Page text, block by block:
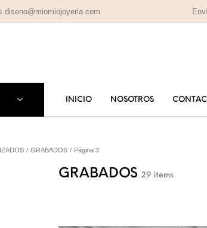
diseno@miomiojoyeria.com
INICIO NOSOTROS
PERSONALIZADAS
/ GRABADOS / Página 3
GRABADOS 29 items